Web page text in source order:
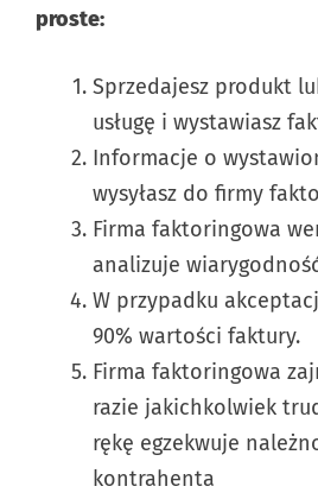
proste:
Sprzedajesz produkt
usługę i wystawiasz
Informacje o
wysyłasz do firmy
Firma faktoringowa
analizuje
W przypadku
90% wartości faktury.
Firma faktoringowa
razie jakichkolwiek
rękę egzekwuje
kontrahenta